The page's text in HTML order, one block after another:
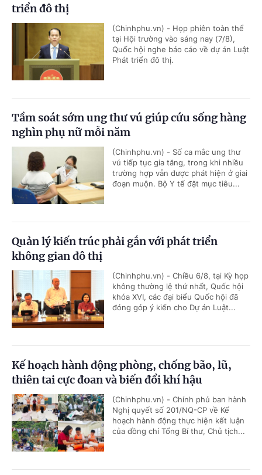
triển đô thị
(Chinhphu.vn) - Họp phiên toàn thể
tại Hội trường vào sáng nay (7/8),
Quốc hội nghe báo cáo về dự án Luật
Phát triển đô thị.
Tầm soát sớm ung thư vú giúp cứu sống hàng
nghìn phụ nữ mỗi năm
(Chinhphu.vn) - Số ca mắc ung thư
vú tiếp tục gia tăng, trong khi nhiều
trường hợp vẫn được phát hiện ở giai
đoạn muộn. Bộ Y tế đặt mục tiêu...
Quản lý kiến trúc phải gắn với phát triển
không gian đô thị
(Chinhphu.vn) - Chiều 6/8, tại Kỳ họp
không thường lệ thứ nhất, Quốc hội
khóa XVI, các đại biểu Quốc hội đã
đóng góp ý kiến cho Dự án Luật...
Kế hoạch hành động phòng, chống bão, lũ,
thiên tai cực đoan và biến đổi khí hậu
(Chinhphu.vn) - Chính phủ ban hành
Nghị quyết số 201/NQ-CP về Kế
hoạch hành động thực hiện kết luận
của đồng chí Tổng Bí thư, Chủ tịch...